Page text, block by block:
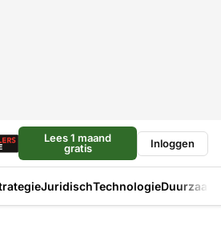
Lees 1 maand
gratis
Inloggen
JuridischTechnologie